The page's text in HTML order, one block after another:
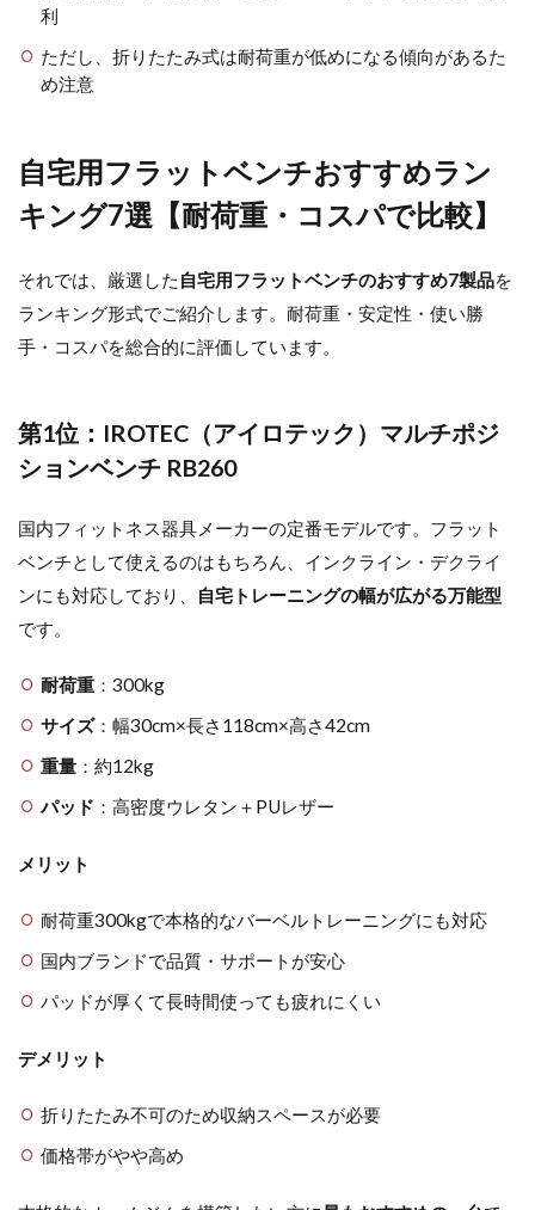
利
ただし、折りたたみ式は耐荷重が低めになる傾向があるた
め注意
自宅用フラットベンチおすすめラン
キング7選【耐荷重・コスパで比較】
それでは、厳選した 自宅用フラットベンチのおすすめ7製品を
ランキング形式でご紹介します。耐荷重・安定性・使い勝
手・コスパを総合的に評価しています。
第1位：IROTEC（アイロテック）マルチポジ
ションベンチ RB260
国内フィットネス器具メーカーの定番モデルです。フラット
ベンチとして使えるのはもちろん、インクライン・デクライ
ンにも対応しており、
自宅トレーニングの幅が広がる万能型
です。
耐荷重：300kg
サイズ：幅30cm×長さ118cm×高さ42cm
重量：約12kg
パッド ：高密度ウレタン＋PUレザー
メリット
耐荷重300kgで本格的なバーベルトレーニングにも対応
国内ブランドで品質・サポートが安心
パッドが厚くて長時間使っても疲れにくい
デメリット
折りたたみ不可のため収納スペースが必要
価格帯がやや高め